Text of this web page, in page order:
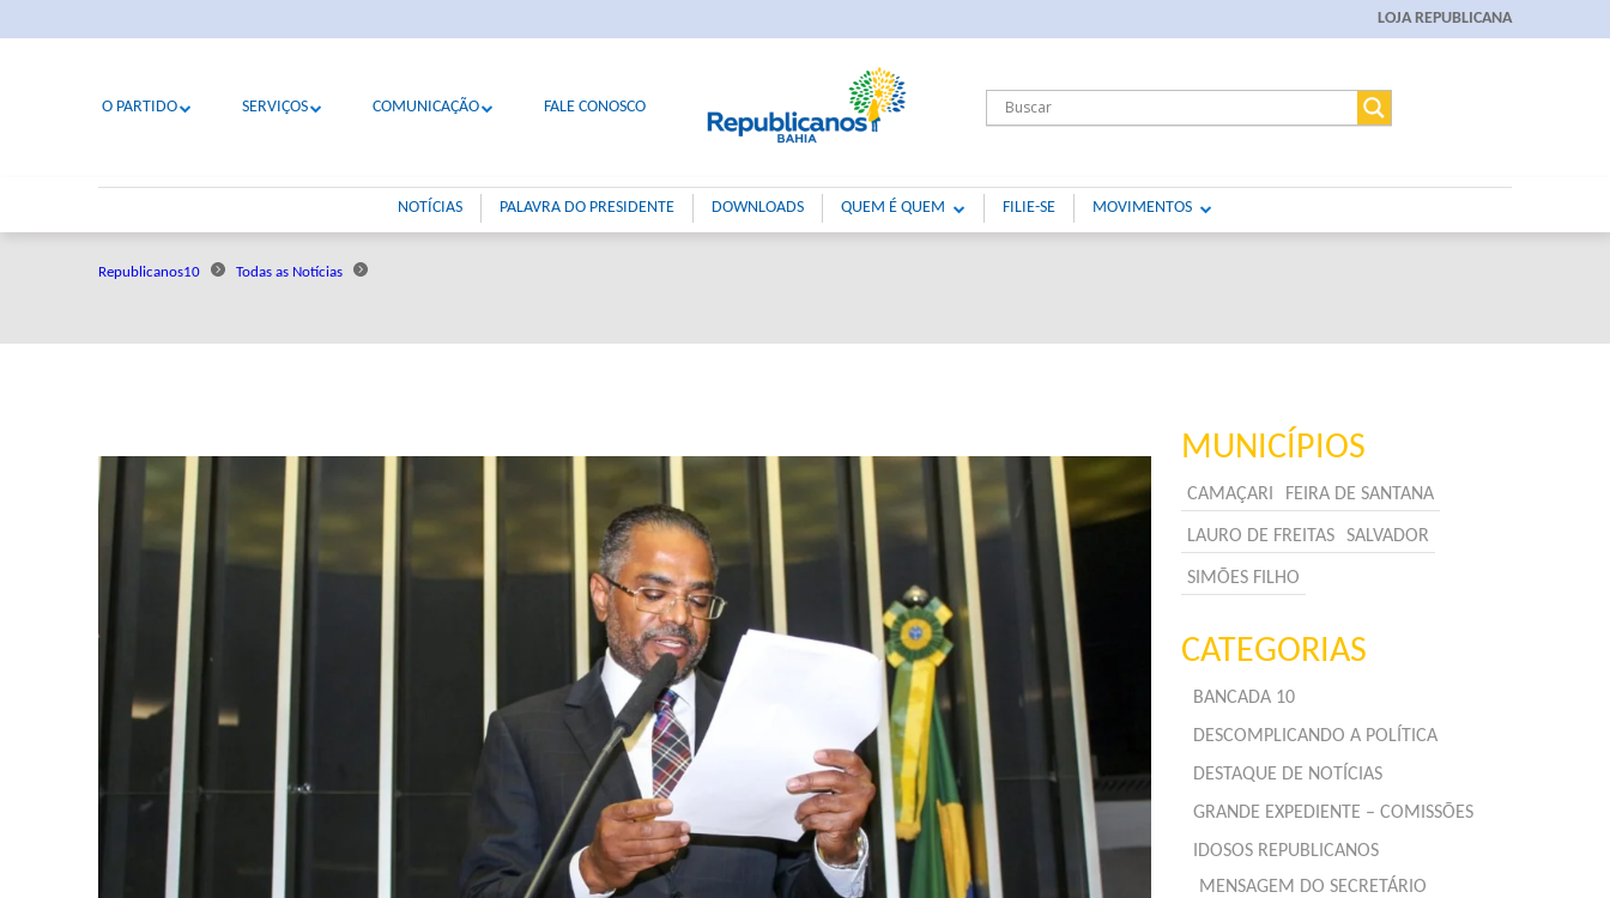
LOJA REPUBLICANA
O PARTIDO SERVIÇOS COMUNICAÇÃO FALE CONOSCO
NOTÍCIAS PALAVRA DO PRESIDENTE DOWNLOADS QUEM É QUEM FILIE-SE MOVIMENTOS
Republicanos10 Todas as Notícias
MUNICÍPIOS
CAMAÇARI FEIRA DE SANTANA
LAURO DE FREITAS SALVADOR
SIMÕES FILHO
CATEGORIAS
BANCADA 10
DESCOMPLICANDO A POLÍTICA
DESTAQUE DE NOTÍCIAS
GRANDE EXPEDIENTE – COMISSÕES
IDOSOS REPUBLICANOS
MENSAGEM DO SECRETÁRIO